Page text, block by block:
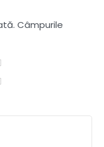
Câmpurile